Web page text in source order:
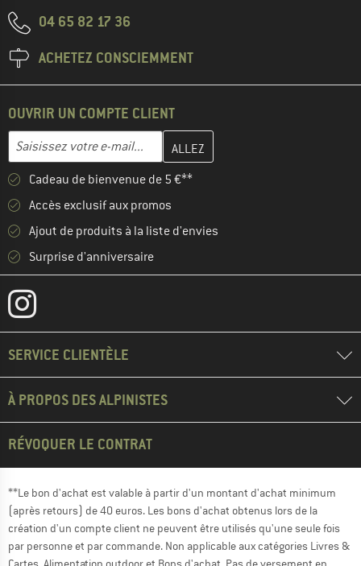
04 65 82 17 36
ACHETEZ CONSCIEMMENT
OUVRIR UN COMPTE CLIENT
Adresse e-mail
Entrez votre adresse e-mail ici et créez votre compte client à la
Cadeau de bienvenue de 5 €**
Accès exclusif aux promos
Ajout de produits à la liste d'envies
Surprise d'anniversaire
SERVICE CLIENTÈLE
À PROPOS DES ALPINISTES
RÉVOQUER LE CONTRAT
**Le bon d'achat est valable à partir d'un montant d'achat minimum
(après retours) de 40 euros. Les bons d'achat obtenus lors de la
création d'un compte client ne peuvent être utilisés qu'une seule fois
par personne et par commande. Non applicable aux catégories Livres &